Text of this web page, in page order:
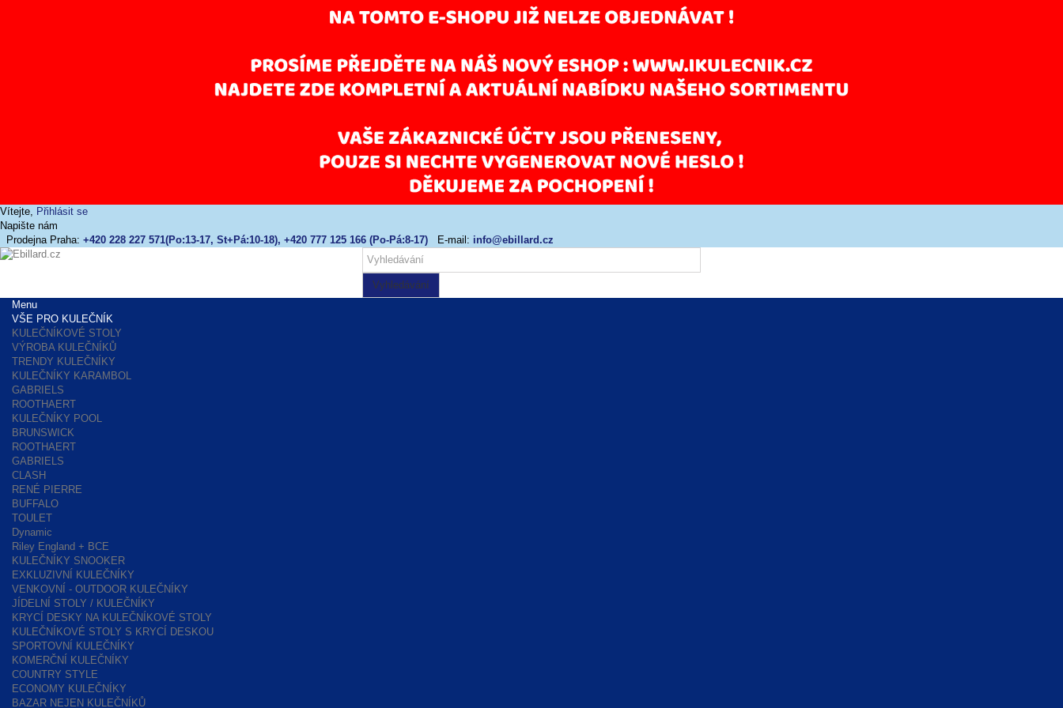
Vítejte,
Přihlásit se
Napište nám
Prodejna Praha: +420 228 227 571(Po:13-17, St+Pá:10-18), +420 777 125 166 (Po-Pá:8-17) E-mail: info@ebillard.cz
Vyhledávání
Menu
VŠE PRO KULEČNÍK
KULEČNÍKOVÉ STOLY
VÝROBA KULEČNÍKŮ
TRENDY KULEČNÍKY
KULEČNÍKY KARAMBOL
GABRIELS
ROOTHAERT
KULEČNÍKY POOL
BRUNSWICK
ROOTHAERT
GABRIELS
CLASH
RENÉ PIERRE
BUFFALO
TOULET
Dynamic
Riley England + BCE
KULEČNÍKY SNOOKER
EXKLUZIVNÍ KULEČNÍKY
VENKOVNÍ - OUTDOOR KULEČNÍKY
JÍDELNÍ STOLY / KULEČNÍKY
KRYCÍ DESKY NA KULEČNÍKOVÉ STOLY
KULEČNÍKOVÉ STOLY S KRYCÍ DESKOU
SPORTOVNÍ KULEČNÍKY
KOMERČNÍ KULEČNÍKY
COUNTRY STYLE
ECONOMY KULEČNÍKY
BAZAR NEJEN KULEČNÍKŮ